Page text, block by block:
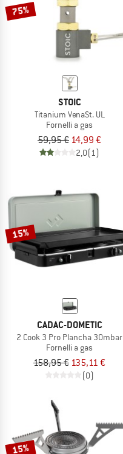
75%
STOIC
Titanium VenaSt. UL
Fornelli a gas
59,95 € 14,99 €
2,0(1)
15%
CADAC-DOMETIC
2 Cook 3 Pro Plancha 30mbar
Fornelli a gas
158,95 € 135,11 €
(0)
15%